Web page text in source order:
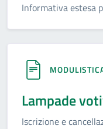
Informativa estesa
Lampade
Iscrizione e